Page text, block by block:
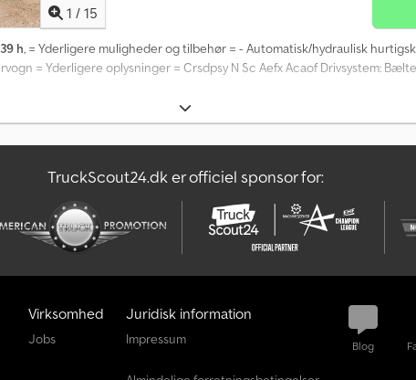
1 / 15
h, = Yderligere muligheder og tilbehør = - Automatisk/hydraulisk
= Yderligere oplysninger = Crsdpsy N Sc Aefx Acaof Drivsystem:
TruckScout24.dk er officiel sponsor for:
Virksomhed
Jobs
Juridisk information
Impressum Blog